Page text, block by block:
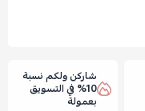
شاركن ولكم نسبة
10% في التسويق
بعمولة